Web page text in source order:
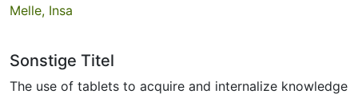
Melle, Insa
Sonstige Titel
The use of tablets to acquire and internalize knowledge